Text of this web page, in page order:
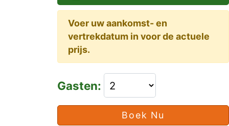
Voer uw aankomst- en
vertrekdatum in voor de actuele
prijs.
Gasten:
Boek Nu